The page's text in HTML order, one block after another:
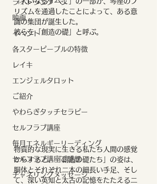
ライトランゲージ
映画
イベント
各スターピープルの特徴
レイキ
エンジェルタロット
ご紹介
やわらぎタッチセラピー
セルフラブ講座
毎月エネルギーリーディング
セルフラブ講座ご感想
チャネリングメッセージ
リズムを通過したことによって、ある意
識の集団が誕生した。
彼らを「創造の礎」と呼ぶ。
物質的な現実に生きる私たち人間の感覚
からすると、「創造の礎たち」の姿は、
胴体とそれぞれ二本の細長い手足、そし
て、深い英知と太古の記憶をたたえる二